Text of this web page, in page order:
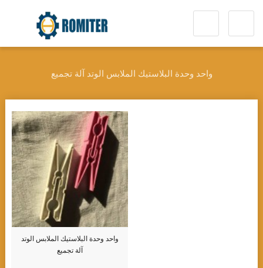
واحد وحدة البلاستيك الملابس الوتد آلة تجميع
واحد وحدة البلاستيك الملابس الوتد
آلة تجميع